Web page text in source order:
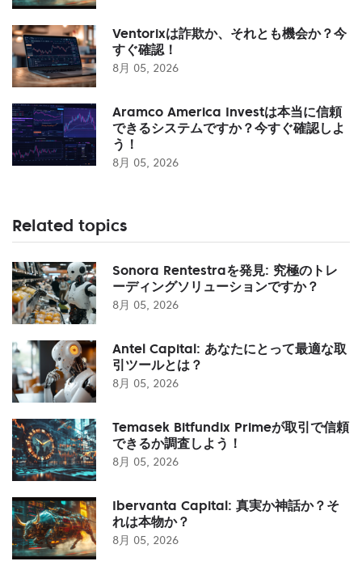
Ventorixは詐欺か、それとも機会か？今
すぐ確認！
8月 05, 2026
Aramco America Investは本当に信頼
できるシステムですか？今すぐ確認しよ
う！
8月 05, 2026
Related topics
Sonora Rentestraを発見: 究極のトレ
ーディングソリューションですか？
8月 05, 2026
Antel Capital: あなたにとって最適な取
引ツールとは？
8月 05, 2026
Temasek Bitfundix Primeが取引で信頼
できるか調査しよう！
8月 05, 2026
Ibervanta Capital: 真実か神話か？そ
れは本物か？
8月 05, 2026